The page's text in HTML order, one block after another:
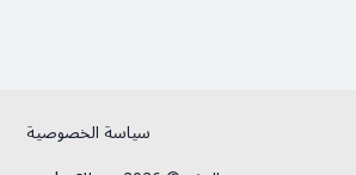
سياسة الخصوصية